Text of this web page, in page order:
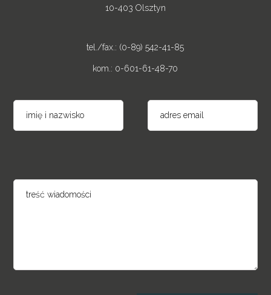
10-403 Olsztyn
tel./fax.: (0-89) 542-41-85
kom.: 0-601-61-48-70